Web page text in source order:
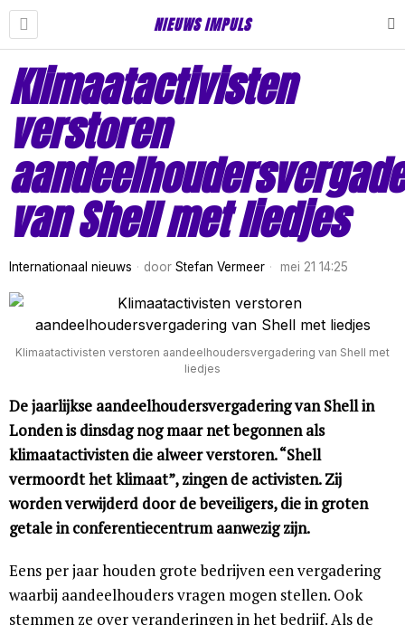
NIEUWS IMPULS
Klimaatactivisten
verstoren
van Shell met liedjes
Internationaal nieuws door Stefan Vermeer mei 21 14:25
Klimaatactivisten verstoren aandeelhoudersvergadering van Shell met
liedjes
De jaarlijkse aandeelhoudersvergadering van Shell in
Londen is dinsdag nog maar net begonnen als
klimaatactivisten die alweer verstoren. “Shell
vermoordt het klimaat”, zingen de activisten. Zij
worden verwijderd door de beveiligers, die in groten
getale in conferentiecentrum aanwezig zijn.
Eens per jaar houden grote bedrijven een vergadering
waarbij aandeelhouders vragen mogen stellen. Ook
stemmen ze over veranderingen in het bedrijf. Als de